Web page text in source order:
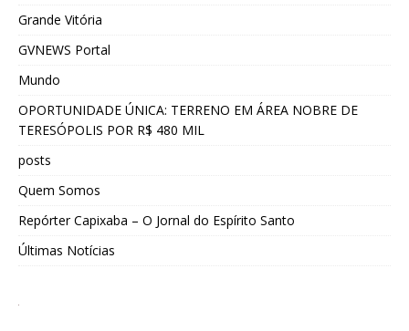
Grande Vitória
GVNEWS Portal
Mundo
OPORTUNIDADE ÚNICA: TERRENO EM ÁREA NOBRE DE
TERESÓPOLIS POR R$ 480 MIL
posts
Quem Somos
Repórter Capixaba – O Jornal do Espírito Santo
Últimas Notícias